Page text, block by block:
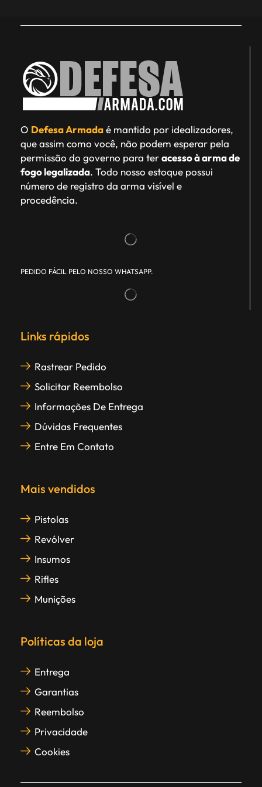
O Defesa Armadaé mantido por idealizadores,
que assim como você, não podem esperar pela
permissão do governo para teracesso à arma de
fogo legalizada. Todo nosso estoque possui
número de registro da arma visível e
procedência.
PEDIDO FÁCIL PELO NOSSO WHATSAPP.
Links rápidos
Rastrear Pedido
Solicitar Reembolso
Informações De Entrega
Dúvidas Frequentes
Entre Em Contato
Mais vendidos
Pistolas
Revólver
Insumos
Rifles
Munições
Políticas da loja
Entrega
Garantias
Reembolso
Privacidade
Cookies